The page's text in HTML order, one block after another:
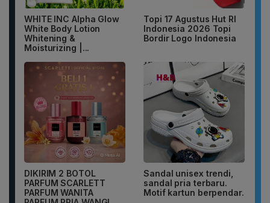
WHITE INC Alpha Glow
White Body Lotion
Whitening &
Moisturizing |...
Topi 17 Agustus Hut RI
Indonesia 2026 Topi
Bordir Logo Indonesia
DIKIRIM 2 BOTOL
PARFUM SCARLETT
PARFUM WANITA
Sandal unisex trendi,
sandal pria terbaru.
Motif kartun berpendar.